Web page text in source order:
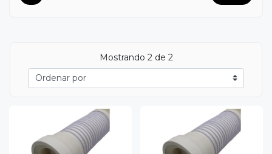
Mostrando 2de 2